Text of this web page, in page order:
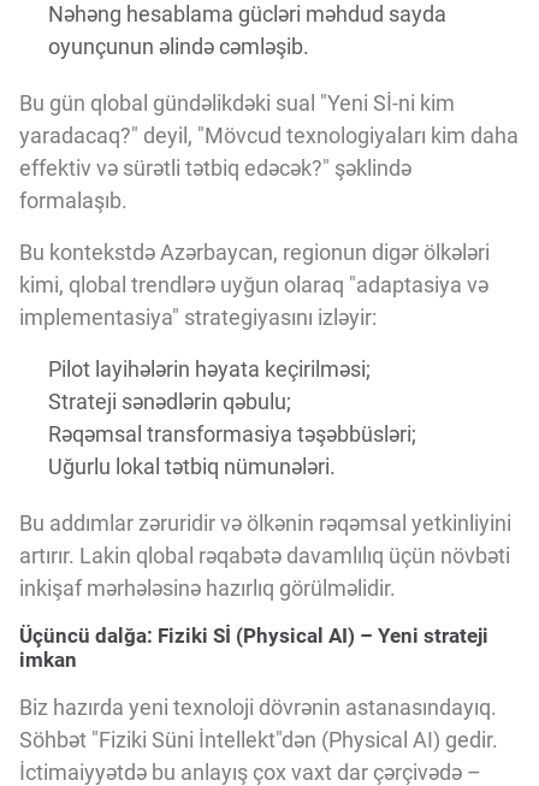
Nəhəng hesablama gücləri məhdud sayda
oyunçunun əlində cəmləşib.
Bu gün qlobal gündəlikdəki sual "Yeni Sİ-ni kim
yaradacaq?" deyil, "Mövcud texnologiyaları kim daha
effektiv və sürətli tətbiq edəcək?" şəklində
formalaşıb.
Bu kontekstdə Azərbaycan, regionun digər ölkələri
kimi, qlobal trendlərə uyğun olaraq "adaptasiya və
implementasiya" strategiyasını izləyir:
Pilot layihələrin həyata keçirilməsi;
Strateji sənədlərin qəbulu;
Rəqəmsal transformasiya təşəbbüsləri;
Uğurlu lokal tətbiq nümunələri.
Bu addımlar zəruridir və ölkənin rəqəmsal yetkinliyini
artırır. Lakin qlobal rəqabətə davamlılıq üçün növbəti
inkişaf mərhələsinə hazırlıq görülməlidir.
Üçüncü dalğa: Fiziki Sİ (Physical AI) – Yeni strateji
imkan
Biz hazırda yeni texnoloji dövrənin astanasındayıq.
Söhbət "Fiziki Süni İntellekt"dən (Physical AI) gedir.
İctimaiyyətdə bu anlayış çox vaxt dar çərçivədə –